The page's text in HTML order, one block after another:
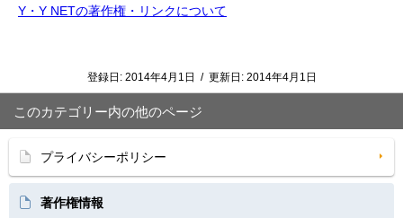
Y・Y NETの著作権・リンクについて
登録日: 2014年4月1日 / 更新日: 2014年4月1日
このカテゴリー内の他のページ
プライバシーポリシー
著作権情報